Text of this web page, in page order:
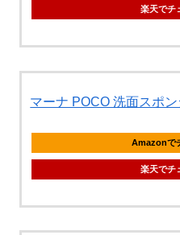
楽天でチ
マーナ POCO 洗面スポ
Amazonで
楽天でチ